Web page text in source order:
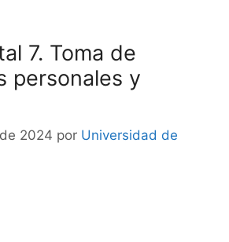
7. Toma de
personales y
2024 por Universidad de